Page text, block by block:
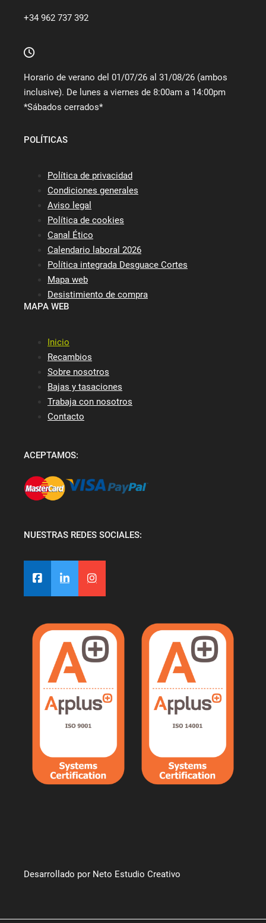
+34 962 737 392
Horario de verano del 01/07/26 al 31/08/26 (ambos
inclusive). De lunes a viernes de 8:00am a 14:00pm
*Sábados cerrados*
POLÍTICAS
Política de privacidad
Condiciones generales
Aviso legal
Política de cookies
Canal Ético
Calendario laboral 2026
Política integrada Desguace Cortes
Mapa web
Desistimiento de compra
MAPA WEB
Inicio
Recambios
Sobre nosotros
Bajas y tasaciones
Trabaja con nosotros
Contacto
ACEPTAMOS:
NUESTRAS REDES SOCIALES:
Desarrollado por Neto Estudio Creativo